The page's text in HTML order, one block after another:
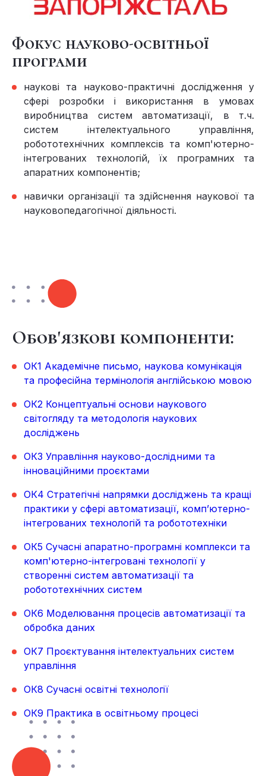
Фокус науково-освітньої
програми
наукові та науково-практичні дослідження у
сфері розробки і використання в умовах
виробництва систем автоматизації, в т.ч.
систем інтелектуального управління,
робототехнічних комплексів та комп'ютерно-
інтегрованих технологій, їх програмних та
апаратних компонентів;
навички організації та здійснення наукової та
науковопедагогічної діяльності.
Обов'язкові компоненти:
ОК1 Академічне письмо, наукова комунікація
та професійна термінологія англійською мовою
ОК2 Концептуальні основи наукового
світогляду та методологія наукових
досліджень
ОК3 Управління науково-дослідними та
інноваційними проєктами
ОК4 Стратегічні напрямки досліджень та кращі
практики у сфері автоматизації, комп’ютерно-
інтегрованих технологій та робототехніки
ОК5 Сучасні апаратно-програмні комплекси та
комп'ютерно-інтегровані технології у
створенні систем автоматизації та
робототехнічних систем
ОК6 Моделювання процесів автоматизації та
обробка даних
ОК7 Проєктування інтелектуальних систем
управління
ОК8 Сучасні освітні технології
ОК9 Практика в освітньому процесі